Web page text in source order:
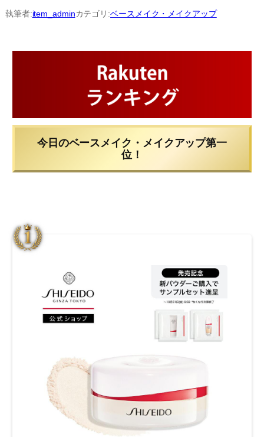
内
容
執筆者:item_adminカテゴリ:ベースメイク・メイクアップ
今日のベースメイク・メイクアップ第一
位！